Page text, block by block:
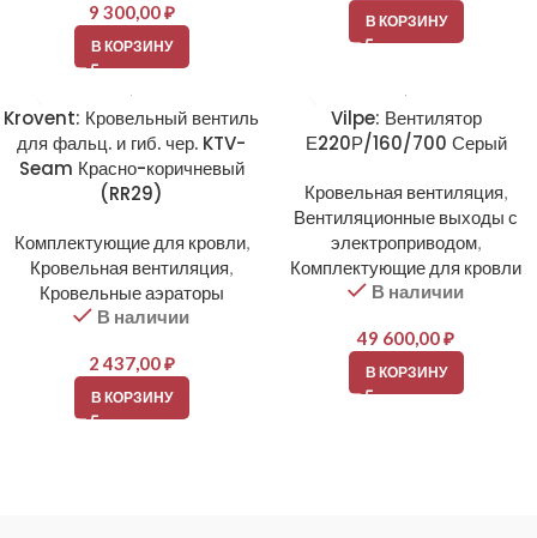
9 300,00₽
В КОРЗИНУ
В КОРЗИНУ
Krovent: Кровельный вентиль
для фальц. и гиб. чер. KTV-
Seam Красно-коричневый
(RR29)
Комплектующие для кровли,
Кровельная вентиляция,
Кровельные аэраторы
В наличии
2 437,00₽
В КОРЗИНУ
Vilpe: Вентилятор
Е220Р/160/700 Серый
Кровельная вентиляция,
Вентиляционные выходы с
электроприводом,
Комплектующие для кровли
В наличии
49 600,00₽
В КОРЗИНУ